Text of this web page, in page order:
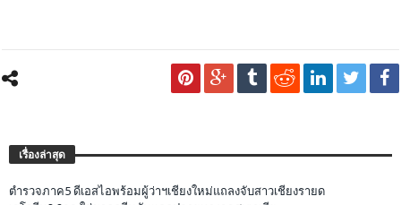
เรื่องล่าสุด
ตำรวจภาค5 ดีเอสไอพร้อมผู้ว่าฯเชียงใหม่แถลงจับสาวเชียงรายด